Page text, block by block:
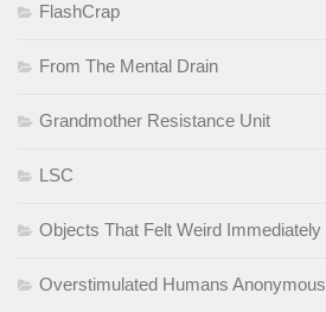
FlashCrap
From The Mental Drain
Grandmother Resistance Unit
LSC
Objects That Felt Weird Immediately
Overstimulated Humans Anonymous